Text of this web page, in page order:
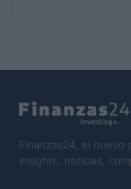
Finanzas24, el nuevo
Insights, noticias,